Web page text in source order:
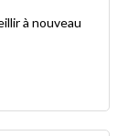
à nouveau